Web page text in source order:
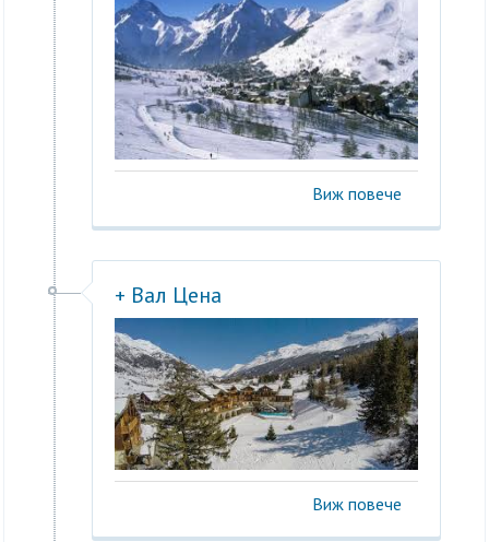
Виж повече
+ Вал Цена
Виж повече